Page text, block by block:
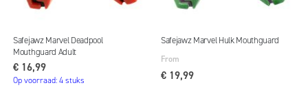
Safejawz Marvel Deadpool
Mouthguard Adult
€ 16,99
Op voorraad: 4 stuks
Safejawz Marvel Hulk Mouthguard
From
€ 19,99